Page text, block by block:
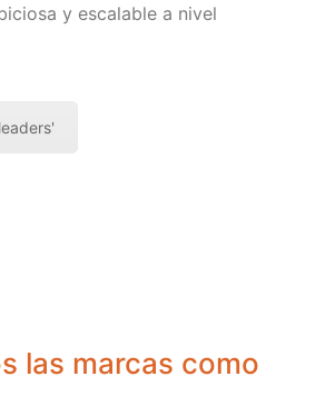
y escalable a nivel
las marcas como